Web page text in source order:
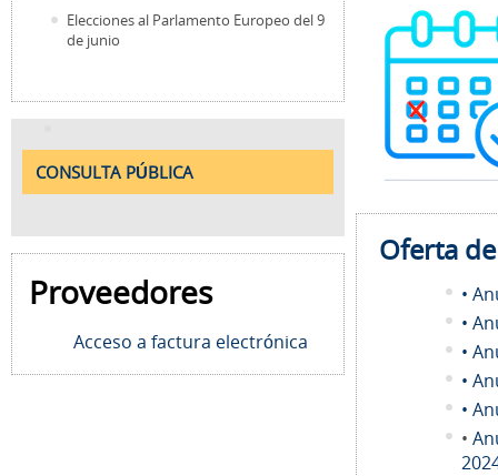
Elecciones al Parlamento Europeo del 9
de junio
CONSULTA PÚBLICA
Proveedores
Acceso a factura electrónica
Oferta
•
•
•
•
•
•